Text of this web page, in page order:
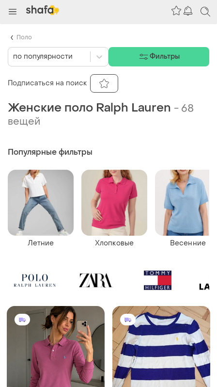
Женские поло Ralph Lauren - 68
вещей
Популярные фильтры
Летние Хлопковые Весенние
по популярности Фильтры
Подписаться на поиск
Поло